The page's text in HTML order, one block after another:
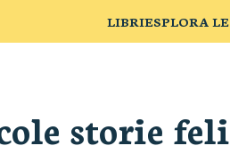
LIBRIESPLORA
storie